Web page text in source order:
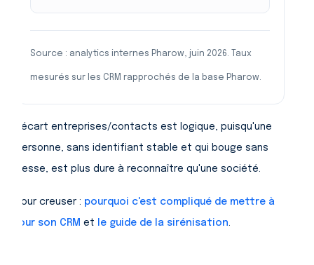
Source : analytics internes Pharow, juin 2026. Taux
mesurés sur les CRM rapprochés de la base Pharow.
L'écart entreprises/contacts est logique, puisqu'une
personne, sans identifiant stable et qui bouge sans
cesse, est plus dure à reconnaître qu'une société.
Pour creuser : pourquoi c'est compliqué de mettre à
jour son CRM et le guide de la sirénisation